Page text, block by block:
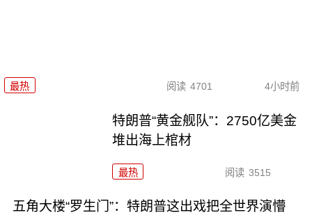
最热 阅读 4701 4小时前
特朗普“黄金舰队”：2750亿美金
堆出海上棺材
最热 阅读 3515
五角大楼“罗生门”：特朗普这出戏把全世界演懵